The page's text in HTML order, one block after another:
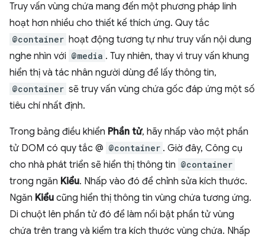
Truy vấn vùng chứa mang đến một phương pháp linh
hoạt hơn nhiều cho thiết kế thích ứng. Quy tắc
@container hoạt động tương tự như truy vấn nội dung
nghe nhìn với @media . Tuy nhiên, thay vì truy vấn khung
hiển thị và tác nhân người dùng để lấy thông tin,
@container sẽ truy vấn vùng chứa gốc đáp ứng một số
tiêu chí nhất định.
Trong bảng điều khiển Phần tử, hãy nhấp vào một phần
tử DOM có quy tắc @ @container . Giờ đây, Công cụ
cho nhà phát triển sẽ hiển thị thông tin @container
trong ngăn Kiểu. Nhấp vào đó để chỉnh sửa kích thước.
Ngăn Kiểu cũng hiển thị thông tin vùng chứa tương ứng.
Di chuột lên phần tử đó để làm nổi bật phần tử vùng
chứa trên trang và kiểm tra kích thước vùng chứa. Nhấp